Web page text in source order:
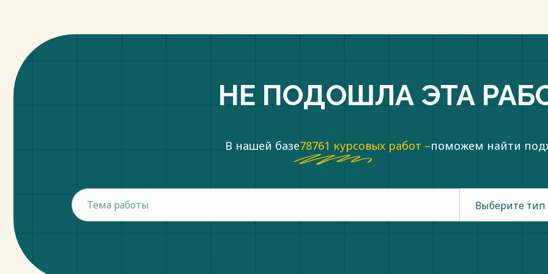
НЕ ПОДОШЛА ЭТА
В нашей базе78761 курсовых работ –поможем найти
Выберите тип